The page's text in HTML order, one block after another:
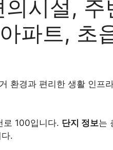
시설, 주
파트, 초
환경과 편리한 생활 인프
로 100입니다. 단지 정보는
.